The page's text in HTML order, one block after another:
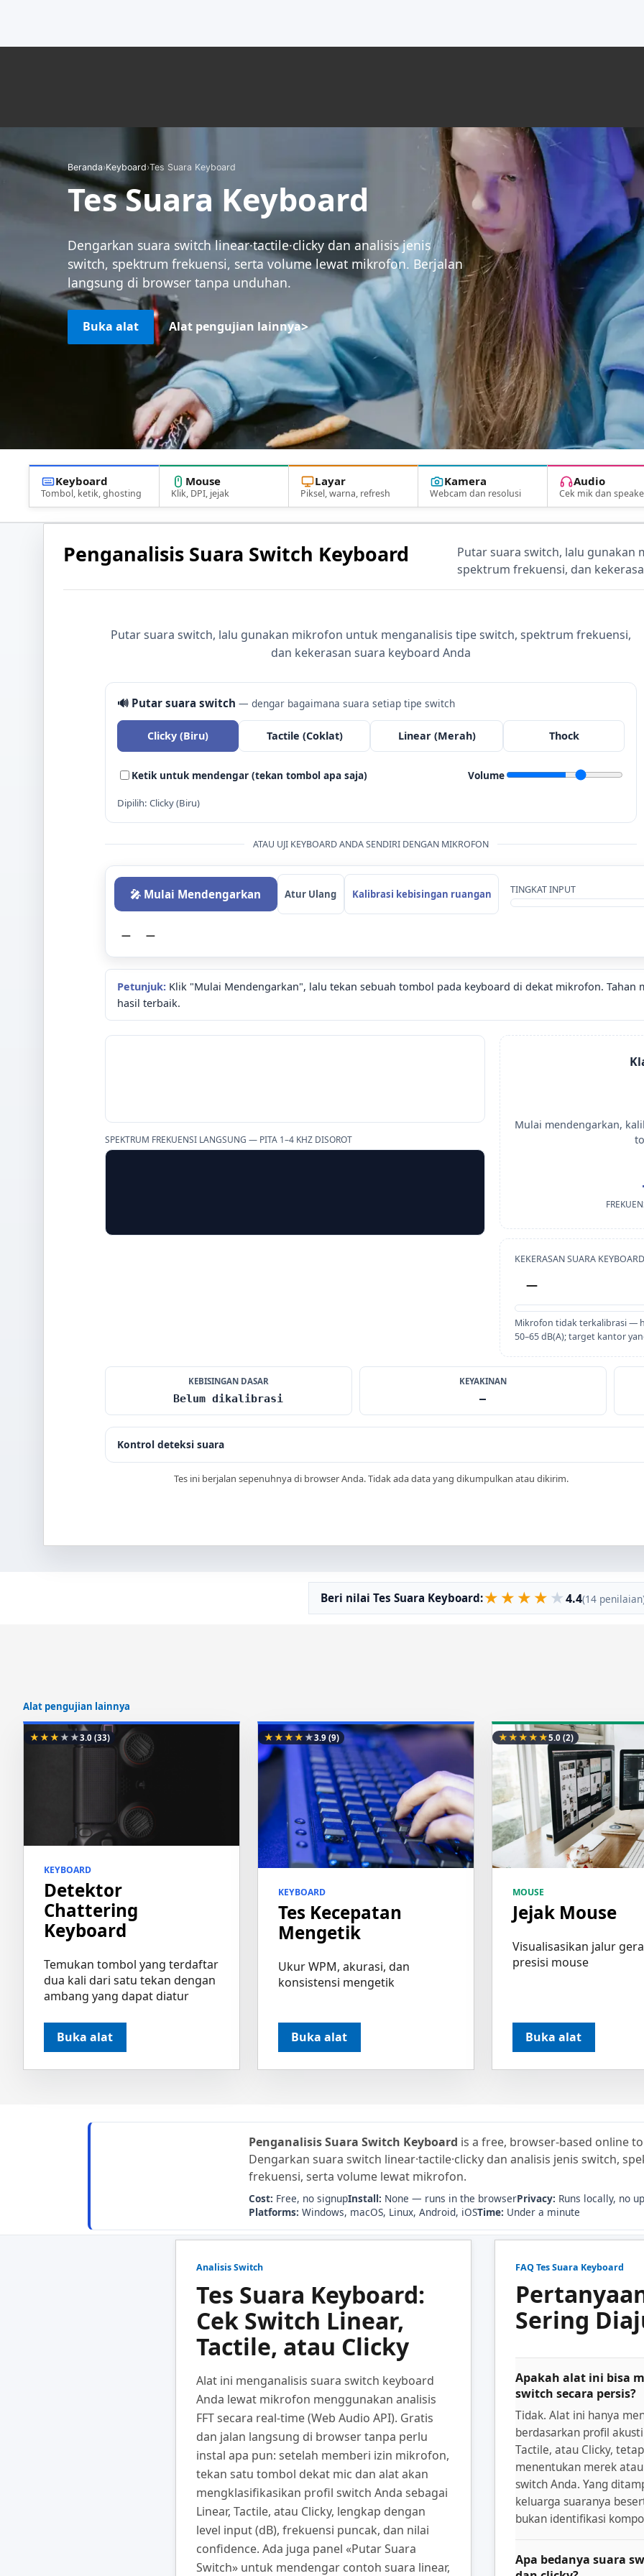
Beranda›Keyboard›Tes Suara Keyboard
Tes Suara Keyboard
Dengarkan suara switch linear·tactile·clicky dan analisis jenis
switch, spektrum frekuensi, serta volume lewat mikrofon. Berjalan
langsung di browser tanpa unduhan.
Buka alat Alat pengujian lainnya>
Keyboard
Tombol, ketik, ghosting
Mouse
Klik, DPI, jejak
Layar
Piksel, warna, refresh
Kamera
Webcam dan resolusi
Audio
Cek mik dan
Penganalisis Suara Switch Keyboard
Putar suara switch, lalu
spektrum frekuensi, dan
Putar suara switch, lalu gunakan mikrofon untuk menganalisis tipe switch, spektrum frekuensi,
dan kekerasan suara keyboard Anda
🔊 Putar suara switch — dengar bagaimana suara setiap tipe switch
Clicky (Biru) Tactile (Coklat) Linear (Merah) Thock
Ketik untuk mendengar (tekan tombol apa saja) Volume
Dipilih: Clicky (Biru)
ATAU UJI KEYBOARD ANDA SENDIRI DENGAN MIKROFON
🎤 Mulai Mendengarkan Atur Ulang Kalibrasi kebisingan ruangan TINGKAT INPUT
— —
Petunjuk: Klik "Mulai Mendengarkan", lalu tekan sebuah tombol pada keyboard di dekat mikrofon. Tahan
hasil terbaik.
SPEKTRUM FREKUENSI LANGSUNG — PITA 1–4 KHZ DISOROT
Mulai mendengarkan,
KEKERASAN SUARA
—
Mikrofon tidak terkalibrasi —
50–65 dB(A); target kantor
KEBISINGAN DASAR
Belum dikalibrasi
KEYAKINAN
—
Kontrol deteksi suara
Tes ini berjalan sepenuhnya di browser Anda. Tidak ada data yang dikumpulkan atau dikirim.
Beri nilai Tes Suara Keyboard:★ ★ ★ ★ ★4.4(14
Alat pengujian lainnya
★★★★★3.0(33)
KEYBOARD
Detektor
Chattering
Keyboard
Temukan tombol yang terdaftar
dua kali dari satu tekan dengan
ambang yang dapat diatur
Buka alat
★★★★★3.9(9)
KEYBOARD
Tes Kecepatan
Mengetik
Ukur WPM, akurasi, dan
konsistensi mengetik
Buka alat
★★★★★5.0(2)
MOUSE
Jejak Mouse
Visualisasikan jalur
presisi mouse
Buka alat
Penganalisis Suara Switch Keyboard is a free, browser-based online
Dengarkan suara switch linear·tactile·clicky dan analisis jenis switch,
frekuensi, serta volume lewat mikrofon.
Cost: Free, no signupInstall: None — runs in the browserPrivacy: Runs locally, no
Platforms: Windows, macOS, Linux, Android, iOSTime: Under a minute
Analisis Switch
Tes Suara Keyboard:
Cek Switch Linear,
Tactile, atau Clicky
Alat ini menganalisis suara switch keyboard
Anda lewat mikrofon menggunakan analisis
FFT secara real-time (Web Audio API). Gratis
dan jalan langsung di browser tanpa perlu
instal apa pun: setelah memberi izin mikrofon,
tekan satu tombol dekat mic dan alat akan
mengklasifikasikan profil switch Anda sebagai
Linear, Tactile, atau Clicky, lengkap dengan
level input (dB), frekuensi puncak, dan nilai
confidence. Ada juga panel «Putar Suara
Switch» untuk mendengar contoh suara linear,
FAQ Tes Suara Keyboard
Sering
Apakah alat ini bisa
switch secara persis?
Tidak. Alat ini hanya
berdasarkan profil
Tactile, atau Clicky,
menentukan merek
switch Anda. Yang
keluarga suaranya
bukan identifikasi
Apa bedanya suara